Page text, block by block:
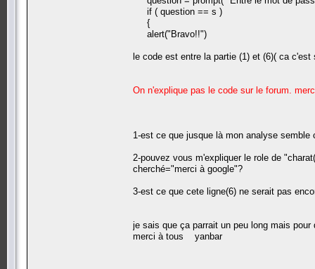
if ( question == s )
{
alert("Bravo!!")
le code est entre la partie (1) et (6)( ca c'est
On n'explique pas le code sur le forum.
1-est ce que jusque là mon analyse semble
2-pouvez vous m'expliquer le role de
cherché="merci à google"?
3-est ce que cete ligne(6) ne serait pas
je sais que ça parrait un peu long mais
merci à tous yanbar